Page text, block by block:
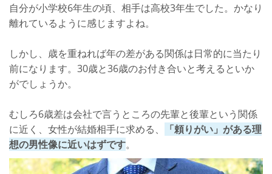
自分が小学校6年生の頃、相手は高校3年生でした。かなり
離れているように感じますよね。
しかし、歳を重ねれば年の差がある関係は日常的に当たり
前になります。30歳と36歳のお付き合いと考えるといか
がでしょうか。
むしろ6歳差は会社で言うところの先輩と後輩という関係
に近く、女性が結婚相手に求める、
「頼りがい」がある理
想の男性像に近いはずです。